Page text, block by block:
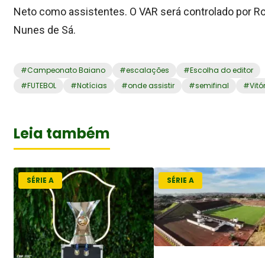
Neto como assistentes. O VAR será controlado por
Nunes de Sá.
#Campeonato Baiano #escalações #Escolha do editor
#FUTEBOL #Notícias #onde assistir #semifinal #
Leia também
SÉRIE A SÉRIE A